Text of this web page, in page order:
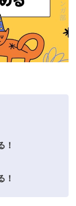
！
！